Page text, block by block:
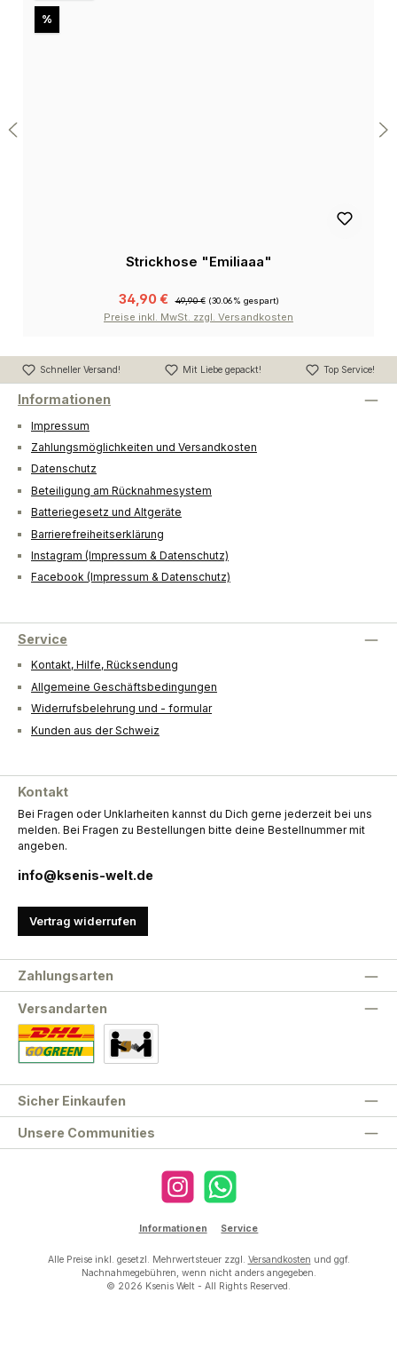
%Rabatt
Strickhose "Emiliaaa"
34,90 € 49,90 € (30.06% gespart)
Preise inkl. MwSt. zzgl. Versandkosten
Schneller Versand! Mit Liebe gepackt! Top Service!
Informationen
Impressum
Zahlungsmöglichkeiten und Versandkosten
Datenschutz
Beteiligung am Rücknahmesystem
Batteriegesetz und Altgeräte
Barrierefreiheitserklärung
Instagram (Impressum & Datenschutz)
Facebook (Impressum & Datenschutz)
Service
Kontakt, Hilfe, Rücksendung
Allgemeine Geschäftsbedingungen
Widerrufsbelehrung und - formular
Kunden aus der Schweiz
Kontakt
Bei Fragen oder Unklarheiten kannst du Dich gerne jederzeit bei uns
melden. Bei Fragen zu Bestellungen bitte deine Bestellnummer mit
angeben.
info@ksenis-welt.de
Vertrag widerrufen
Unsere Communities
Zahlungsarten
Versandarten
Sicher Einkaufen
Instagram WhatsApp
Informationen Service
Alle Preise inkl. gesetzl. Mehrwertsteuer zzgl. Versandkosten und ggf.
Nachnahmegebühren, wenn nicht anders angegeben.
© 2026 Ksenis Welt - All Rights Reserved.